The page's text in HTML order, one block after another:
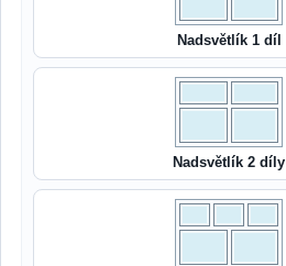
Nadsvětlík 1 díl
Nadsvětlík 2 díly